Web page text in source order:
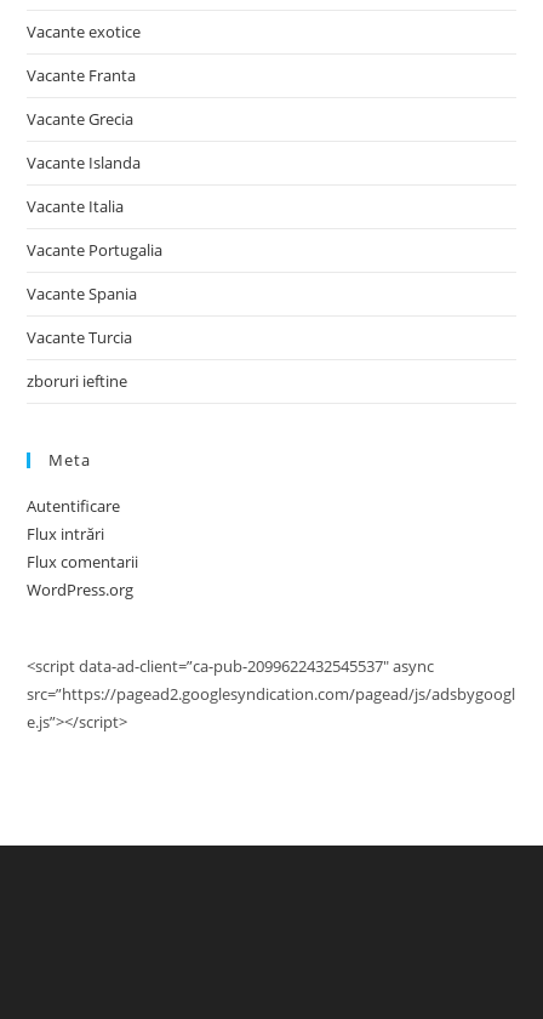
Vacante exotice
Vacante Franta
Vacante Grecia
Vacante Islanda
Vacante Italia
Vacante Portugalia
Vacante Spania
Vacante Turcia
zboruri ieftine
Meta
Autentificare
Flux intrări
Flux comentarii
WordPress.org
<script data-ad-client=”ca-pub-2099622432545537″ async
src=”https://pagead2.googlesyndication.com/pagead/js/adsbygoogl
e.js”></script>